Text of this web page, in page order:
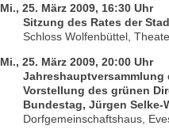
Mi., 25. März 2009, 16:30 Uhr
Sitzung des Rates der
Schloss Wolfenbüttel,
Mi., 25. März 2009, 20:00 Uhr
Vorstellung des grünen
Bundestag, Jürgen Selke-
Dorfgemeinschaftshaus,